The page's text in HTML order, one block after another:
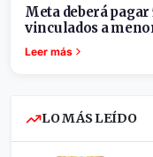
Meta deberá
vinculados a
Leer más
LO MÁS LEÍDO